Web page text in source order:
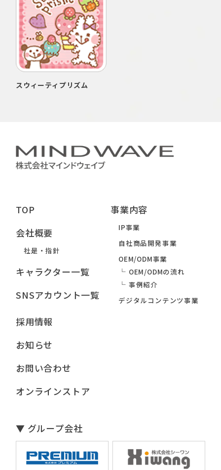
スウィーティプリズム
TOP
会社概要
社是・指針
キャラクター一覧
SNSアカウント一覧
事業内容
IP事業
自社商品開発事業
OEM/ODM事業
OEM/ODMの流れ
事例紹介
デジタルコンテンツ事業
採用情報
お知らせ
お問い合わせ
オンラインストア
▼ グループ会社